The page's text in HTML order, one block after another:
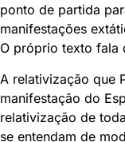
ponto de partida
manifestações
O próprio texto fala
A relativização que
manifestação do
relativização de
se entendam de